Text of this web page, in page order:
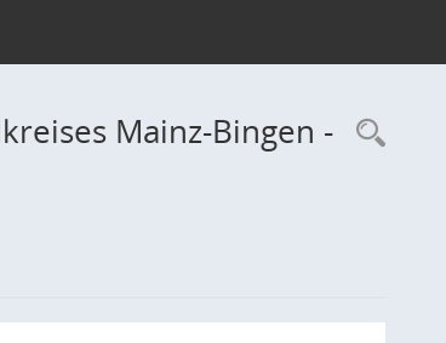
Mainz-Bingen -